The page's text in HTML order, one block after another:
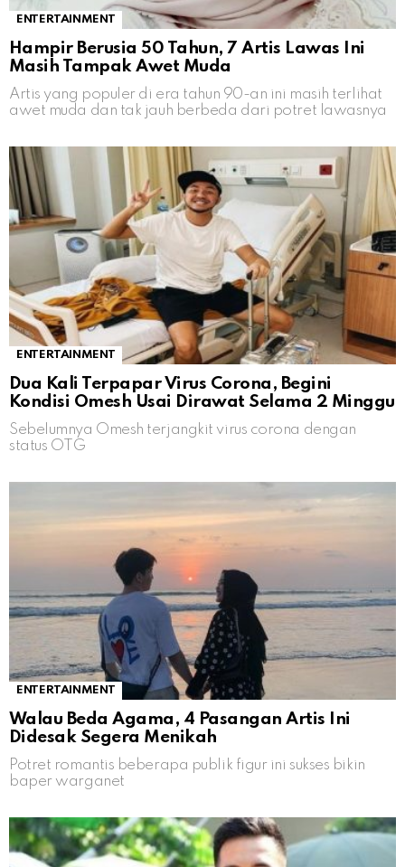
ENTERTAINMENT
Hampir Berusia 50 Tahun, 7 Artis Lawas Ini
Masih Tampak Awet Muda
Artis yang populer di era tahun 90-an ini masih terlihat
awet muda dan tak jauh berbeda dari potret lawasnya
ENTERTAINMENT
Dua Kali Terpapar Virus Corona, Begini
Kondisi Omesh Usai Dirawat Selama 2 Minggu
Sebelumnya Omesh terjangkit virus corona dengan
status OTG
ENTERTAINMENT
Walau Beda Agama, 4 Pasangan Artis Ini
Didesak Segera Menikah
Potret romantis beberapa publik figur ini sukses bikin
baper warganet